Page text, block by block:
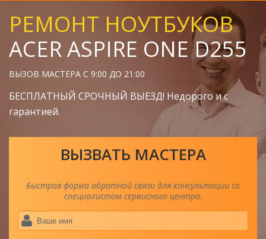
РЕМОНТ НОУТБУКОВ
ACER ASPIRE ONE D255
ВЫЗОВ МАСТЕРА С 9:00 ДО 21:00
БЕСПЛАТНЫЙ СРОЧНЫЙ ВЫЕЗД! Недорого и с
гарантией.
ВЫЗВАТЬ МАСТЕРА
Быстрая форма обратной связи для консультации со
специалистом сервисного центра.